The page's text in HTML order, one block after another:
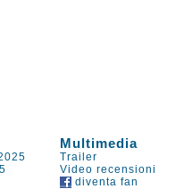
Multimedia
Trailer
Video recensioni
diventa fan